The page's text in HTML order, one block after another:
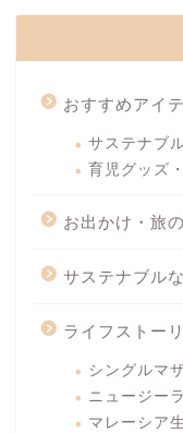
おすすめアイ
サステナブ
育児グッズ
お出かけ・旅
サステナブル
ライフストー
シングルマ
ニュージー
マレーシア